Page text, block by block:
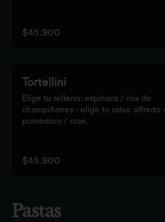
$45.900
Tortellini
Elige tu relleno: espinaca / mix de
champiñones - elige tu salsa: alfredo
pomodoro / rosé.
$45.900
Pastas